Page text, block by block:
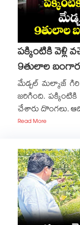
పక్కింటికి వెళ్లి
9తులాల
మేడ్చల్ మల్కాజ్
జరిగింది.
చేశారు దొంగలు.
Read More